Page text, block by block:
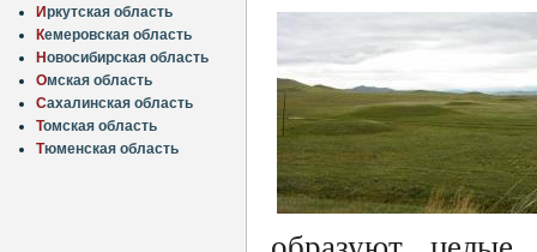
Иркутская область
Кемеровская область
Новосибирская область
Омская область
Сахалинская область
Томская область
Тюменская область